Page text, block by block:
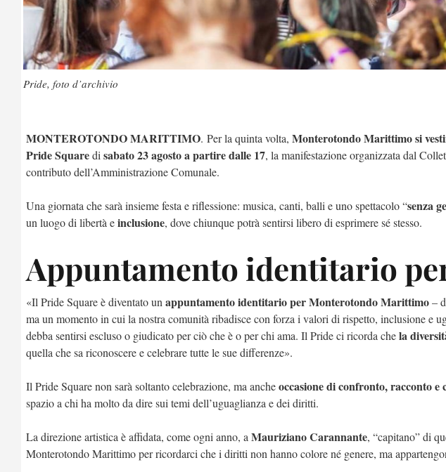
Pride, foto d’archivio
MONTEROTONDO MARITTIMO. Per la quinta volta, Monterotondo Marittimo si
Pride Squaredi sabato 23 agosto a partire dalle 17, la manifestazione organizzata dal
contributo dell’Amministrazione Comunale.
Una giornata che sarà insieme festa e riflessione: musica, canti, balli e uno spettacolo “senza
un luogo di libertà einclusione, dove chiunque potrà sentirsi libero di esprimere sé stesso.
Appuntamento identitario
«Il Pride Square è diventato un appuntamento identitario per Monterotondo Marittimo–
ma un momento in cui la nostra comunità ribadisce con forza i valori di rispetto, inclusione e
debba sentirsi escluso o giudicato per ciò che è o per chi ama. Il Pride ci ricorda chela
quella che sa riconoscere e celebrare tutte le sue differenze».
Il Pride Square non sarà soltanto celebrazione, ma ancheoccasione di confronto, racconto e
spazio a chi ha molto da dire sui temi dell’uguaglianza e dei diritti.
La direzione artistica è affidata, come ogni anno, a Mauriziano Carannante, “capitano” di
Monterotondo Marittimo per ricordarci che i diritti non hanno colore né genere, ma